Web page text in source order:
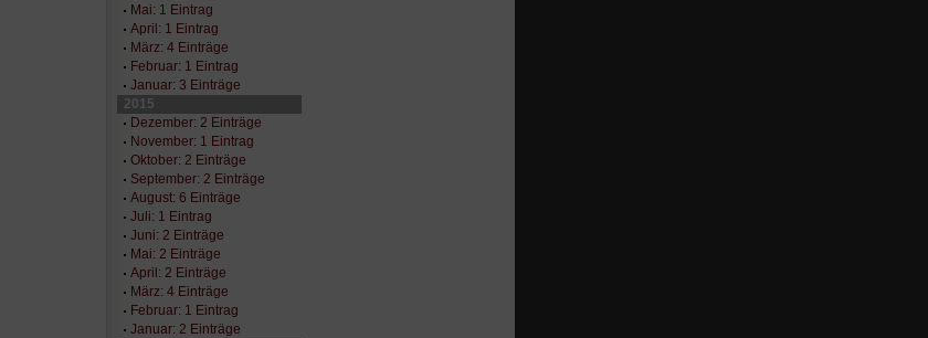
Mai: 1 Eintrag
April: 1 Eintrag
März: 4 Einträge
Februar: 1 Eintrag
Januar: 3 Einträge
2015
Dezember: 2 Einträge
November: 1 Eintrag
Oktober: 2 Einträge
September: 2 Einträge
August: 6 Einträge
Juli: 1 Eintrag
Juni: 2 Einträge
Mai: 2 Einträge
April: 2 Einträge
März: 4 Einträge
Februar: 1 Eintrag
Januar: 2 Einträge